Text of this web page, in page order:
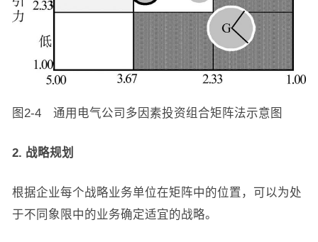
图2-4 通用电气公司多因素投资组合矩阵法示意图
2. 战略规划
根据企业每个战略业务单位在矩阵中的位置，可以为处
于不同象限中的业务确定适宜的战略。